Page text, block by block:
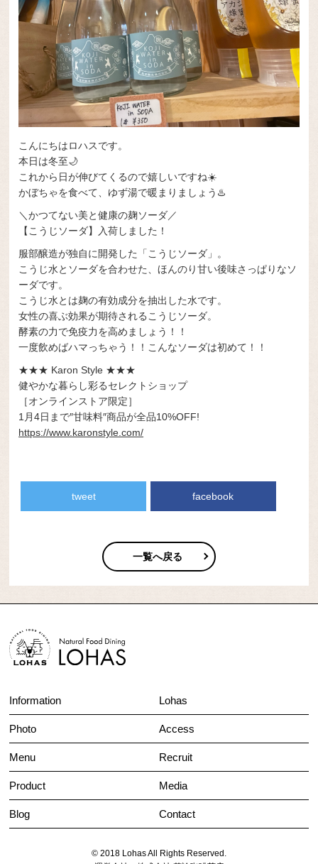
こんにちはロハスです。
本日は冬至🌙
これから日が伸びてくるので嬉しいですね☀️
かぼちゃを食べて、ゆず湯で暖まりましょう♨️
＼かつてない美と健康の麹ソーダ／
【こうじソーダ】入荷しました！
服部醸造が独自に開発した「こうじソーダ」。
こうじ水とソーダを合わせた、ほんのり甘い後味さっぱりなソ
ーダです。
こうじ水とは麹の有効成分を抽出した水です。
女性の喜ぶ効果が期待されるこうじソーダ。
酵素の力で免疫力を高めましょう！！
一度飲めばハマっちゃう！！こんなソーダは初めて！！
★★★ Karon Style ★★★
健やかな暮らし彩るセレクトショップ
［オンラインストア限定］
1月4日まで″甘味料″商品が全品10%OFF!
https://www.karonstyle.com/
tweet facebook
一覧へ戻る
Information Lohas
Photo Access
Menu Recruit
Product Media
Blog Contact
© 2018 Lohas All Rights Reserved.